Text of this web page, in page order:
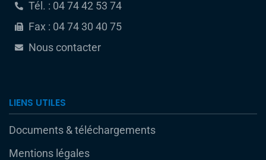
Tél. : 04 74 42 53 74
Fax : 04 74 30 40 75
Nous contacter
LIENS UTILES
Documents & téléchargements
Mentions légales